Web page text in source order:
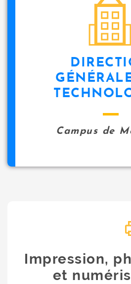
Campus de
Impression,
et